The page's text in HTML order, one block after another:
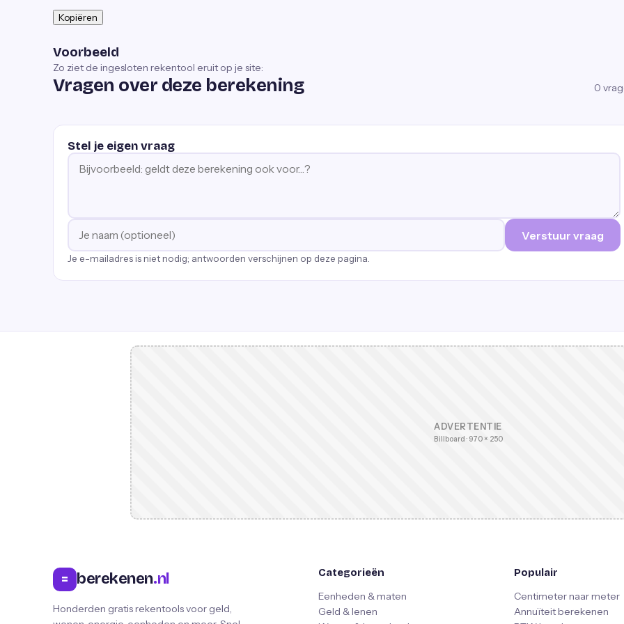
Kopiëren
Voorbeeld
Zo ziet de ingesloten rekentool eruit op je site:
Vragen over deze berekening 0
Stel je eigen vraag
Verstuur vraag
Je e-mailadres is niet nodig; antwoorden verschijnen op deze pagina.
ADVERTENTIE
Billboard · 970 × 250
= berekenen.nl
Honderden gratis rekentools voor geld,
Categorieën
Eenheden & maten
Geld & lenen
Populair
Centimeter naar meter
Annuïteit berekenen